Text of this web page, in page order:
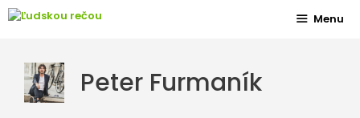
Preskočiť
Menu
Peter Furmaník